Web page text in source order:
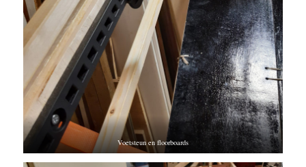
Voetsteun en floorboards